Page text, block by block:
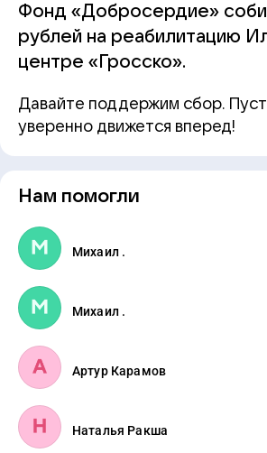
Фонд «Добросердие»
рублей на реабилитацию
центре «Гросско».
Давайте поддержим сбор.
уверенно движется вперед!
Нам помогли
Михаил .
Михаил .
Артур Карамов
Наталья Ракша